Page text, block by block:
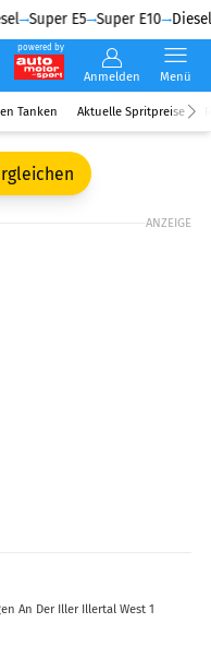
Super E5 Super E10 Diesel
powered by
Anmelden Menü
Tanken Aktuelle Spritpreise
ANZEIGE
An Der Iller Illertal West 1